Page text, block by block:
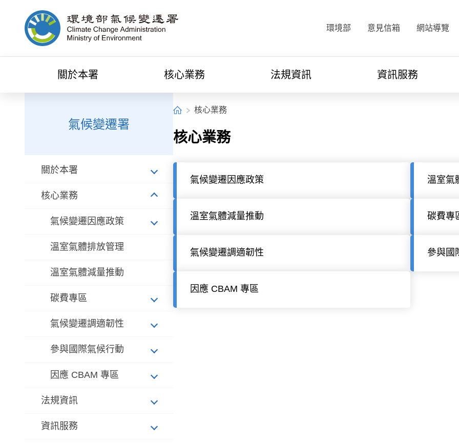
環境部 意見信箱 網站導覽
關於本署 核心業務 法規資訊 資訊服務
氣候變遷署
關於本署
核心業務
氣候變遷因應政策
溫室氣體排放管理
溫室氣體減量推動
碳費專區
氣候變遷調適韌性
參與國際氣候行動
因應 CBAM 專區
法規資訊
資訊服務
首頁核心業務
核心業務
氣候變遷因應政策 溫室氣
溫室氣體減量推動 碳費專
氣候變遷調適韌性 參與國
因應 CBAM 專區